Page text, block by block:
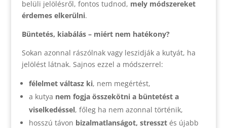
belüli jelölésről, fontos tudnod, mely módszereket
érdemes elkerülni.
Büntetés, kiabálás – miért nem hatékony?
Sokan azonnal rászólnak vagy leszidják a kutyát, ha
jelölést látnak. Sajnos ezzel a módszerrel:
félelmet váltasz ki, nem megértést,
a kutya nem fogja összekötni a büntetést a
viselkedéssel, főleg ha nem azonnal történik,
hosszú távon bizalmatlanságot, stressztés újabb